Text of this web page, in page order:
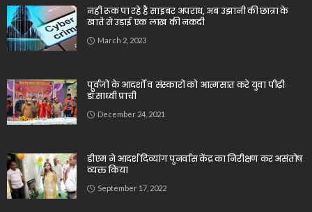
नही रूक पा रहे है साइबर अपराध, अब उझानी की छात्रा के
खाते से उड़ाई एक लाख की नकदी
March 2, 2023
पूर्वजों के आदर्शों व संस्कारों को आत्मसात करे युवा पीढ़ीः
डॉ.साध्वी प्राची
December 24, 2021
डीएम ने आदर्श दिव्यांग पुनर्वास केंद्र का निरीक्षण कर असंतोष
व्यक्त किया
September 17, 2022